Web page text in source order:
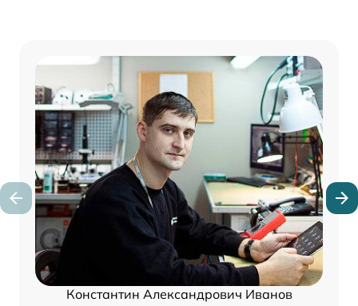
Константин Александрович Иванов